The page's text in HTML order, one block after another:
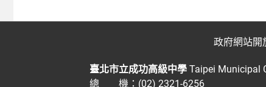
政府網站開
臺北市立成功高級中學Taipei Municipal
總 機：(02) 2321-6256